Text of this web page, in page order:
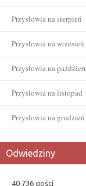
Przysłowia na sierpień
Przysłowia na wrzesień
Przysłowia na
Przysłowia na listopad
Przysłowia na grudzień
Odwiedziny
40 736 gości